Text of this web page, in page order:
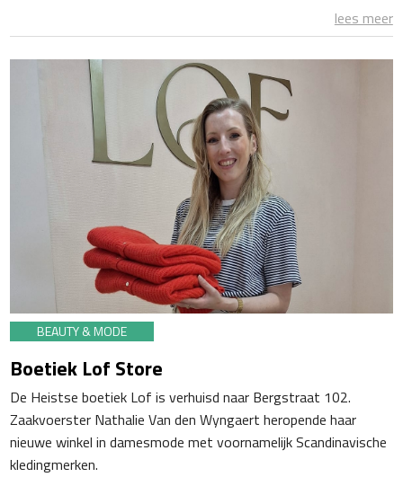
lees meer
BEAUTY & MODE
Boetiek Lof Store
De Heistse boetiek Lof is verhuisd naar Bergstraat 102.
Zaakvoerster Nathalie Van den Wyngaert heropende haar
nieuwe winkel in damesmode met voornamelijk Scandinavische
kledingmerken.